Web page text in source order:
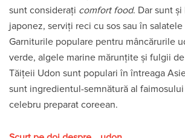
sunt considerați comfort food. Dar sunt
japonez, serviți reci cu sos sau în
Garniturile populare pentru mâncărurile
verde, algele marine mărunțite și fulgii
Tăițeii Udon sunt populari în întreaga
sunt ingredientul-semnătură al
celebru preparat coreean.